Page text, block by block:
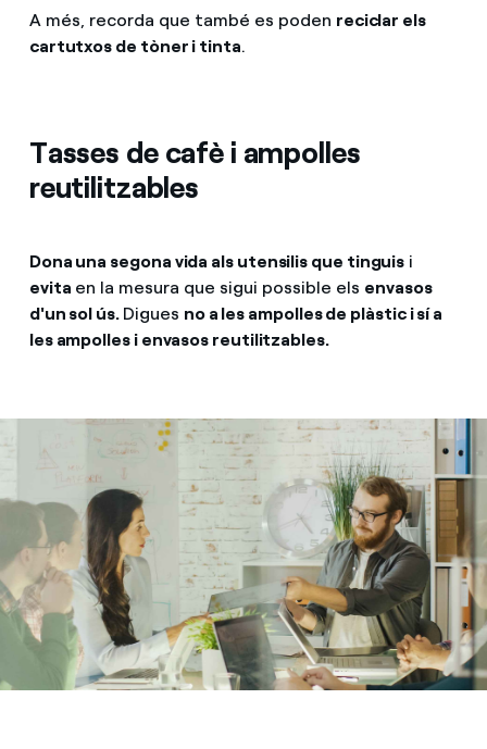
A més, recorda que també es poden reciclar els
cartutxos de tòner i tinta.
Tasses de cafè i ampolles
reutilitzables
Dona una segona vida als utensilis que tinguis i
evita en la mesura que sigui possible els envasos
d'un sol ús. Digues no a les ampolles de plàstic i sí a
les ampolles i envasos reutilitzables.